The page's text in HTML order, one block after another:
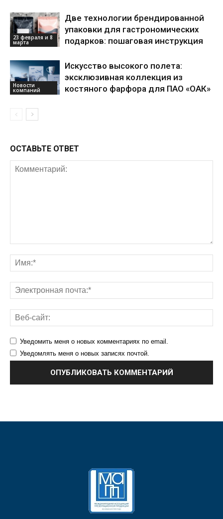
23 февраля и 8
марта
Две технологии брендированной
упаковки для гастрономических
подарков: пошаговая инструкция
Новости
компаний
Искусство высокого полета:
эксклюзивная коллекция из
костяного фарфора для ПАО «ОАК»
ОСТАВЬТЕ ОТВЕТ
Уведомить меня о новых комментариях по email.
Уведомлять меня о новых записях почтой.